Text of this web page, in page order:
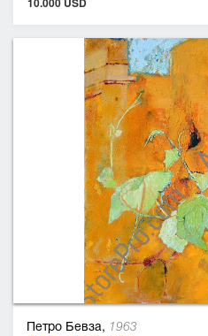
Петро Бевза, 1963